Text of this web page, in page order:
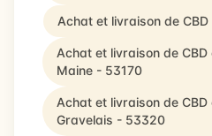
Achat et livraison de
Achat et livraison de
Maine - 53170
Achat et livraison de
Gravelais - 53320